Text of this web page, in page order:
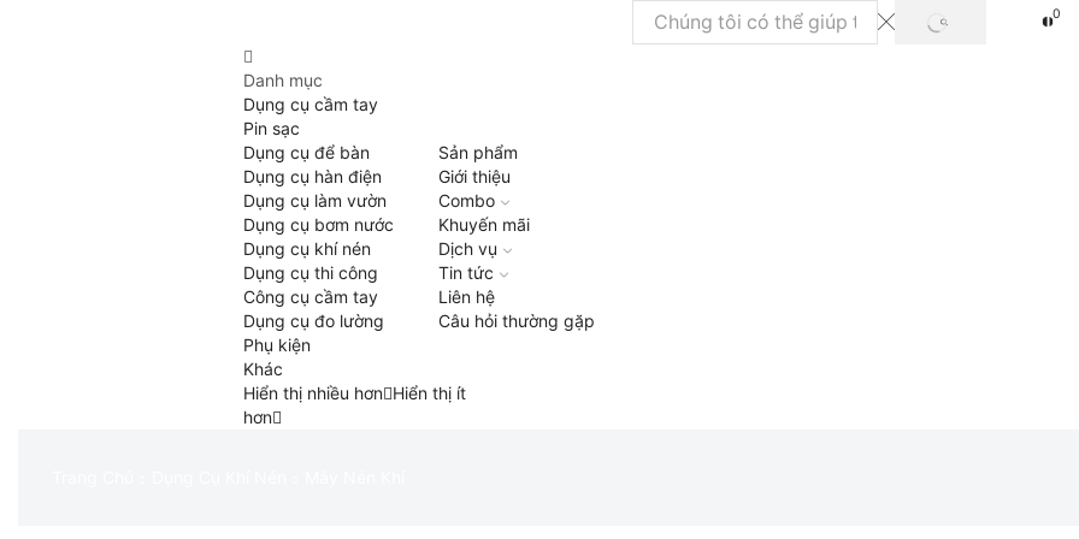
Trường
TÌM
0
Danh mục
Dụng cụ cầm tay
Pin sạc
Dụng cụ để bàn
Dụng cụ hàn điện
Dụng cụ làm vườn
Dụng cụ bơm nước
Dụng cụ khí nén
Dụng cụ thi công
Công cụ cầm tay
Dụng cụ đo lường
Phụ kiện
Khác
Hiển thị nhiều hơn Hiển thị ít
hơn
Sản phẩm
Giới thiệu
Combo
Khuyến mãi
Dịch vụ
Tin tức
Liên hệ
Câu hỏi thường gặp